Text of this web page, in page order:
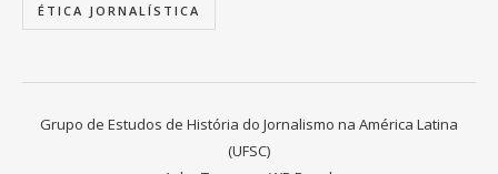
ÉTICA JORNALÍSTICA
Grupo de Estudos de História do Jornalismo na América Latina
(UFSC)